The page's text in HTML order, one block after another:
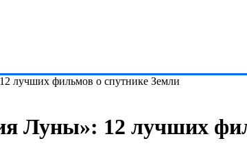
лучших фильмов о спутнике Земли
Луны»: 12 лучших